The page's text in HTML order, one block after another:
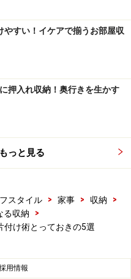
うことができません。
載せるだけで床掃除がラ
まる場所となっているだ
積が一番広いので掃除の
カバンやおもちゃ、絵本
掃除をする気力が奪われ
しになっているモノは引
カバンは吊り下げるとい
やすい！イケアで揃うお部屋収
押入れ収納！奥行きを生かす
っと見る
スタイル > 家事 > 収納
>
る収納
>
付け術とっておきの5選
用情報